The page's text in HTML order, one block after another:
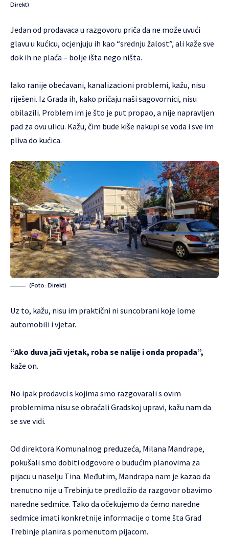
Direkt)
Jedan od prodavaca u razgovoru priča da ne može uvući
glavu u kućicu, ocjenjuju ih kao “srednju žalost”, ali kaže sve
dok ih ne plaća – bolje išta nego ništa.
Iako ranije obećavani, kanalizacioni problemi, kažu, nisu
riješeni. Iz Grada ih, kako pričaju naši sagovornici, nisu
obilazili. Problem im je što je put propao, a nije napravljen
pad za ovu ulicu. Kažu, čim bude kiše nakupi se voda i sve im
pliva do kućica.
(Foto: Direkt)
Uz to, kažu, nisu im praktični ni suncobrani koje lome
automobili i vjetar.
“Ako duva jači vjetak, roba se nalije i onda propada”,
kaže on.
No ipak prodavci s kojima smo razgovarali s ovim
problemima nisu se obraćali Gradskoj upravi, kažu nam da
se sve vidi.
Od direktora Komunalnog preduzeća, Milana Mandrape,
pokušali smo dobiti odgovore o budućim planovima za
pijacu u naselju Tina. Međutim, Mandrapa nam je kazao da
trenutno nije u Trebinju te predložio da razgovor obavimo
naredne sedmice. Tako da očekujemo da ćemo naredne
sedmice imati konkretnije informacije o tome šta Grad
Trebinje planira s pomenutom pijacom.